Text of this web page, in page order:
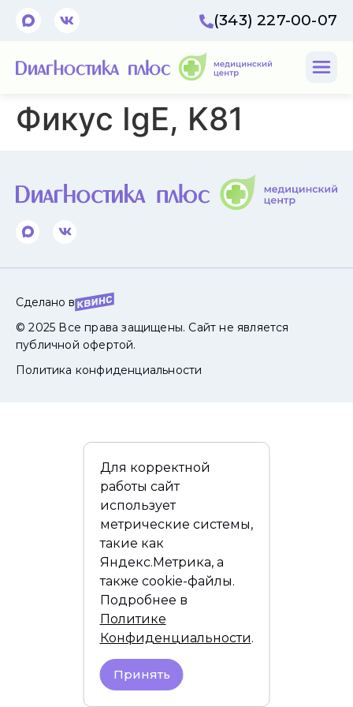
(343) 227-00-07
Фикус IgE, K81
Сделано в
© 2025 Все права защищены. Сайт не является
публичной офертой.
Политика конфиденциальности
Для корректной
работы сайт
использует
метрические системы,
такие как
Яндекс.Метрика, а
также cookie-файлы.
Подробнее в
Политике
Конфиденциальности.
Принять